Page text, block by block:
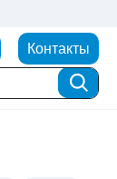
Контакты